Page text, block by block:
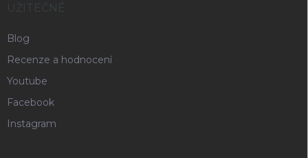
UŽITEČNÉ
Blog
Recenze a hodnocení
Youtube
Facebook
Instagram